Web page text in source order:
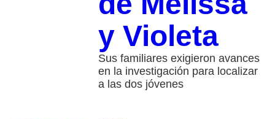
y Violeta
Sus familiares exigieron avances
en la investigación para localizar
a las dos jóvenes